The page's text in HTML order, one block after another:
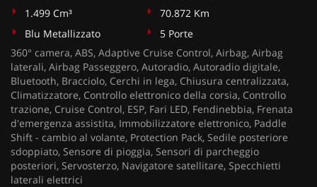
1.499 Cm³
70.872 Km
Blu Metallizzato
5 Porte
360° camera, ABS, Adaptive Cruise Control, Airbag, Airbag
laterali, Airbag Passeggero, Autoradio, Autoradio digitale,
Bluetooth, Bracciolo, Cerchi in lega, Chiusura centralizzata,
Climatizzatore, Controllo elettronico della corsia, Controllo
trazione, Cruise Control, ESP, Fari LED, Fendinebbia, Frenata
d'emergenza assistita, Immobilizzatore elettronico, Paddle
Shift - cambio al volante, Protection Pack, Sedile posteriore
sdoppiato, Sensore di pioggia, Sensori di parcheggio
posteriori, Servosterzo, Navigatore satellitare, Specchietti
laterali elettrici